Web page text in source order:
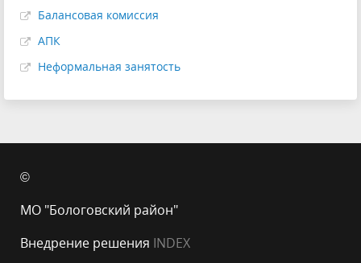
Балансовая комиссия
АПК
Неформальная занятость
©
МО "Бологовский район"
Внедрение решения INDEX